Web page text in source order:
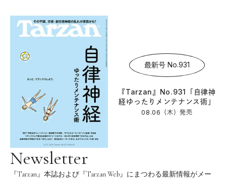
最新号 No.931
『Tarzan』No.931「自律神
経ゆったりメンテナンス術」
08.06（木）発売
Newsletter
『Tarzan』本誌および『Tarzan Web』にまつわる最新情報がメー